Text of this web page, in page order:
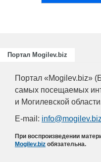
Портал Mogilev.biz
Портал «Mogilev.biz»
самых посещаемых
и Могилевской
E-mail: info@mogilev.biz
При воспроизведении
Mogilev.biz обязательна.